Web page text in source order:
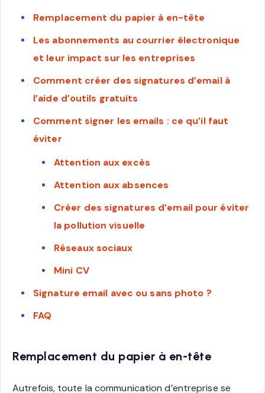
Remplacement du papier à en-tête
Les abonnements au courrier électronique
et leur impact sur les entreprises
Comment créer des signatures d’email à
l’aide d’outils gratuits
Comment signer les emails : ce qu’il faut
éviter
Attention aux excès
Attention aux absences
Créer des signatures d’email pour éviter
la pollution visuelle
Réseaux sociaux
Mini CV
Signature email avec ou sans photo ?
FAQ
Remplacement du papier à en-tête
Autrefois, toute la communication d’entreprise se